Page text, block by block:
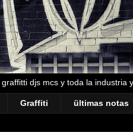
djs mcs y toda la industria
Graffiti ültimas notas